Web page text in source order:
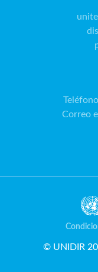
Teléfono
Correo
© UNIDIR